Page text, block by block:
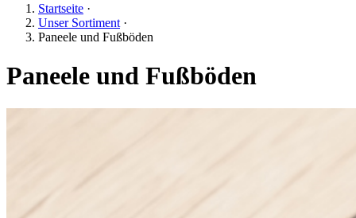
Startseite ·
Unser Sortiment ·
Paneele und Fußböden
Paneele und Fußböden